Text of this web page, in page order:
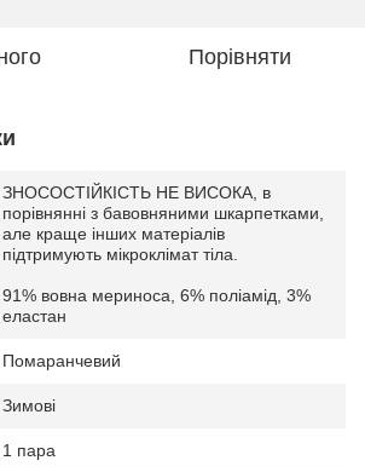
Порівняти
ЗНОСОСТІЙКІСТЬ НЕ ВИСОКА, в
порівнянні з бавовняними шкарпетками,
але краще інших матеріалів
підтримують мікроклімат тіла.
91% вовна мериноса, 6% поліамід, 3%
еластан
Помаранчевий
Зимові
1 пара